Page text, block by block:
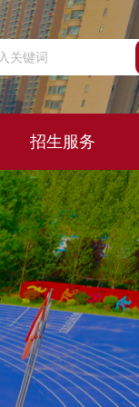
招生服务